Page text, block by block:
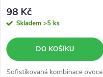
98 Kč
Skladem >5 ks
DO KOŠÍKU
Sofistikovaná kombinace ovoce